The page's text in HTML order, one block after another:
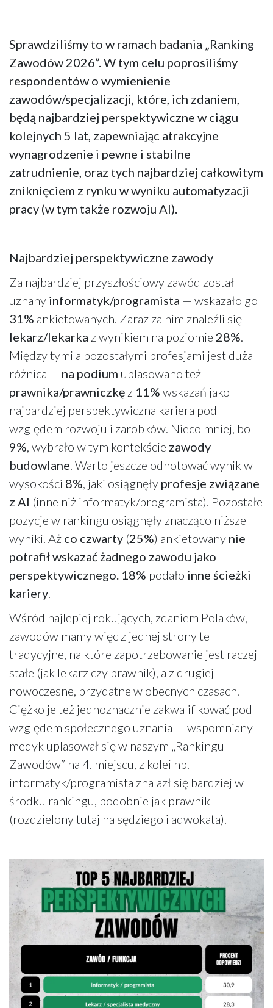
Sprawdziliśmy to w ramach badania „Ranking
Zawodów 2026”. W tym celu poprosiliśmy
respondentów o wymienienie
zawodów/specjalizacji, które, ich zdaniem,
będą najbardziej perspektywiczne w ciągu
kolejnych 5 lat, zapewniając atrakcyjne
wynagrodzenie i pewne i stabilne
zatrudnienie, oraz tych najbardziej całkowitym
zniknięciem z rynku w wyniku automatyzacji
pracy (w tym także rozwoju AI).
Najbardziej perspektywiczne zawody
Za najbardziej przyszłościowy zawód został
uznany informatyk/programista — wskazało go
31% ankietowanych. Zaraz za nim znaleźli się
lekarz/lekarka z wynikiem na poziomie 28%.
Między tymi a pozostałymi profesjami jest duża
różnica — na podium uplasowano też
prawnika/prawniczkę z 11% wskazań jako
najbardziej perspektywiczna kariera pod
względem rozwoju i zarobków. Nieco mniej, bo
9%, wybrało w tym kontekście zawody
budowlane. Warto jeszcze odnotować wynik w
wysokości 8%, jaki osiągnęły profesje związane
z AI (inne niż informatyk/programista). Pozostałe
pozycje w rankingu osiągnęły znacząco niższe
wyniki. Aż co czwarty (25%) ankietowany nie
potrafił wskazać żadnego zawodu jako
perspektywicznego. 18% podało inne ścieżki
kariery.
Wśród najlepiej rokujących, zdaniem Polaków,
zawodów mamy więc z jednej strony te
tradycyjne, na które zapotrzebowanie jest raczej
stałe (jak lekarz czy prawnik), a z drugiej —
nowoczesne, przydatne w obecnych czasach.
Ciężko je też jednoznacznie zakwalifikować pod
względem społecznego uznania — wspomniany
medyk uplasował się w naszym „Rankingu
Zawodów” na 4. miejscu, z kolei np.
informatyk/programista znalazł się bardziej w
środku rankingu, podobnie jak prawnik
(rozdzielony tutaj na sędziego i adwokata).